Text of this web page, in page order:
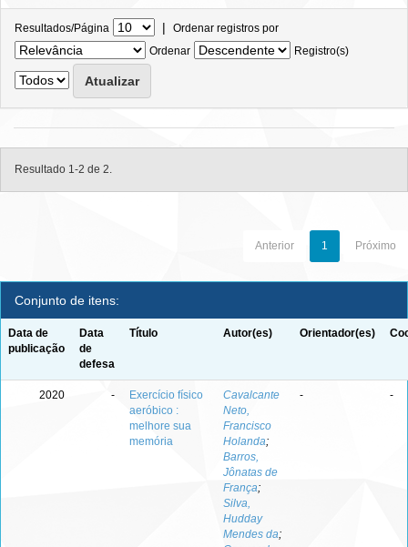
Resultados/Página | Ordenar registros por
Ordenar
Registro(s)
Resultado 1-2 de 2.
Anterior 1 Próximo
Conjunto de itens:
Data de
publicação
Data
de
defesa
Título Autor(es) Orientador(es)
2020 -
Exercício físico
aeróbico :
melhore sua
memória
Cavalcante
Neto,
Francisco
Holanda;
Barros,
Jônatas de
França;
Silva,
Hudday
Mendes da;
- -